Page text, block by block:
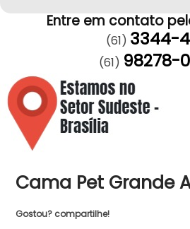
Entre em contato
(61) 3344-
(61) 98278-
Cama Pet Grande
Gostou? compartilhe!